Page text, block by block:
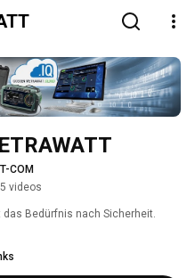
COM
videos
Bedürfnis nach Sicherheit.